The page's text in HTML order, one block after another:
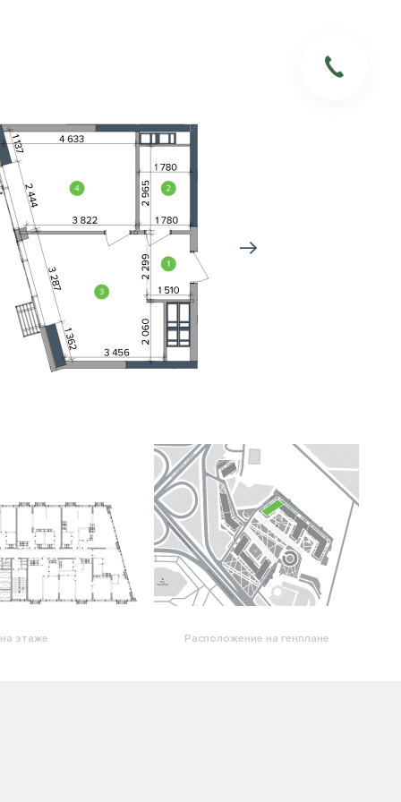
этаже Расположение на генплане